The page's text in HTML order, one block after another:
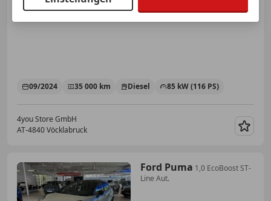
€ 23 590 1
09/2024 35 000 km Diesel 85 kW (116 PS)
4you Store GmbH
AT-4840 Vöcklabruck
Ford Puma 1,0 EcoBoost ST-
Line Aut.